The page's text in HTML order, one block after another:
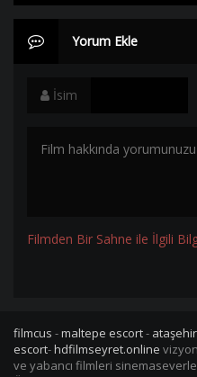
Yorum Ekle
İsim
Filmden Bir Sahne ile İlgili
filmcus -maltepe escort-
escort-hdfilmseyret.online
ve yabancı filmleri